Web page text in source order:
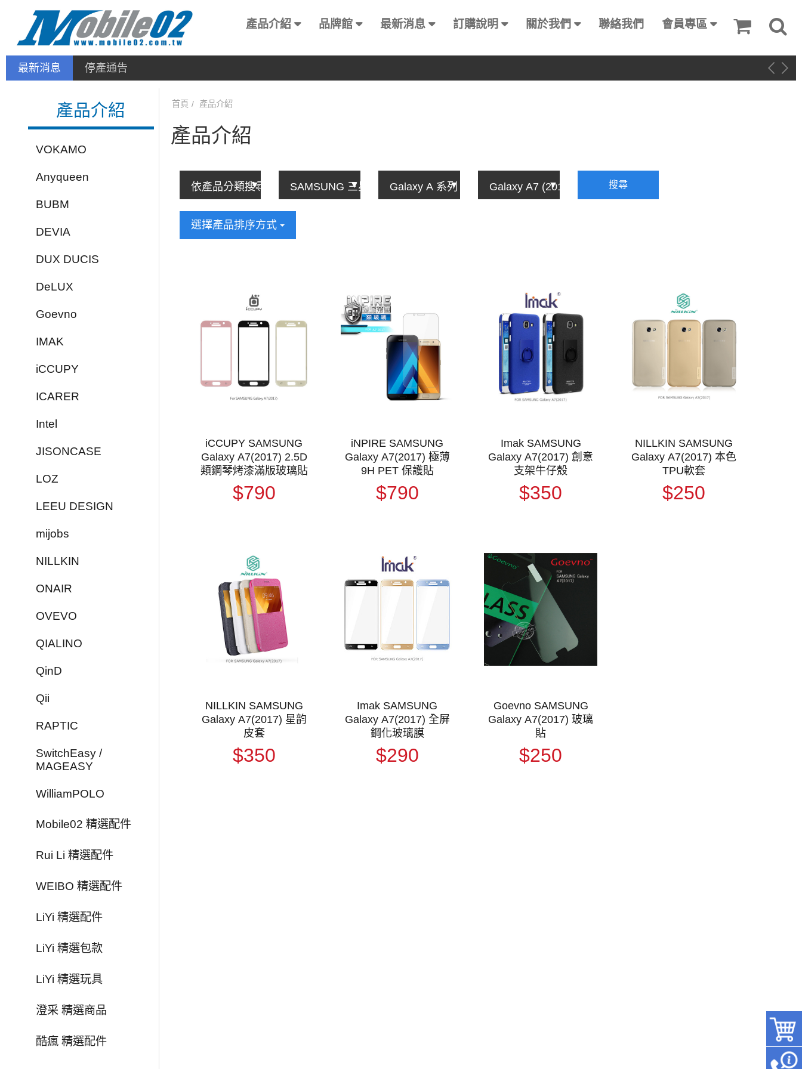
產品介紹 品牌館 最新消息 訂購說明 關於我們 聯絡我們 會員專區
最新消息 停產通告
產品介紹
VOKAMO
Anyqueen
BUBM
DEVIA
DUX DUCIS
DeLUX
Goevno
IMAK
iCCUPY
ICARER
Intel
JISONCASE
LOZ
LEEU DESIGN
mijobs
NILLKIN
ONAIR
OVEVO
QIALINO
QinD
Qii
RAPTIC
SwitchEasy /
MAGEASY
WilliamPOLO
Mobile02 精選配件
Rui Li 精選配件
WEIBO 精選配件
LiYi 精選配件
LiYi 精選包款
LiYi 精選玩具
澄采 精選商品
酷瘋 精選配件
首頁 產品介紹
產品介紹
搜尋
選擇產品排序方式
iCCUPY SAMSUNG
Galaxy A7(2017) 2.5D
類鋼琴烤漆滿版玻璃貼
$790
iNPIRE SAMSUNG
Galaxy A7(2017) 極薄
9H PET 保護貼
$790
Imak SAMSUNG
Galaxy A7(2017) 創意
支架牛仔殼
$350
NILLKIN SAMSUNG
Galaxy A7(2017) 本色
TPU軟套
$250
NILLKIN SAMSUNG
Galaxy A7(2017) 星韵
皮套
$350
Imak SAMSUNG
Galaxy A7(2017) 全屏
鋼化玻璃膜
$290
Goevno SAMSUNG
Galaxy A7(2017) 玻璃
貼
$250